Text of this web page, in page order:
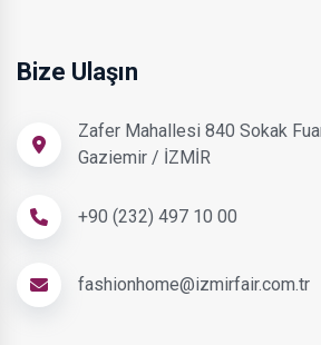
Bize Ulaşın
Zafer Mahallesi 840 Sokak
Gaziemir / İZMİR
+90 (232) 497 10 00
fashionhome@izmirfair.com.tr